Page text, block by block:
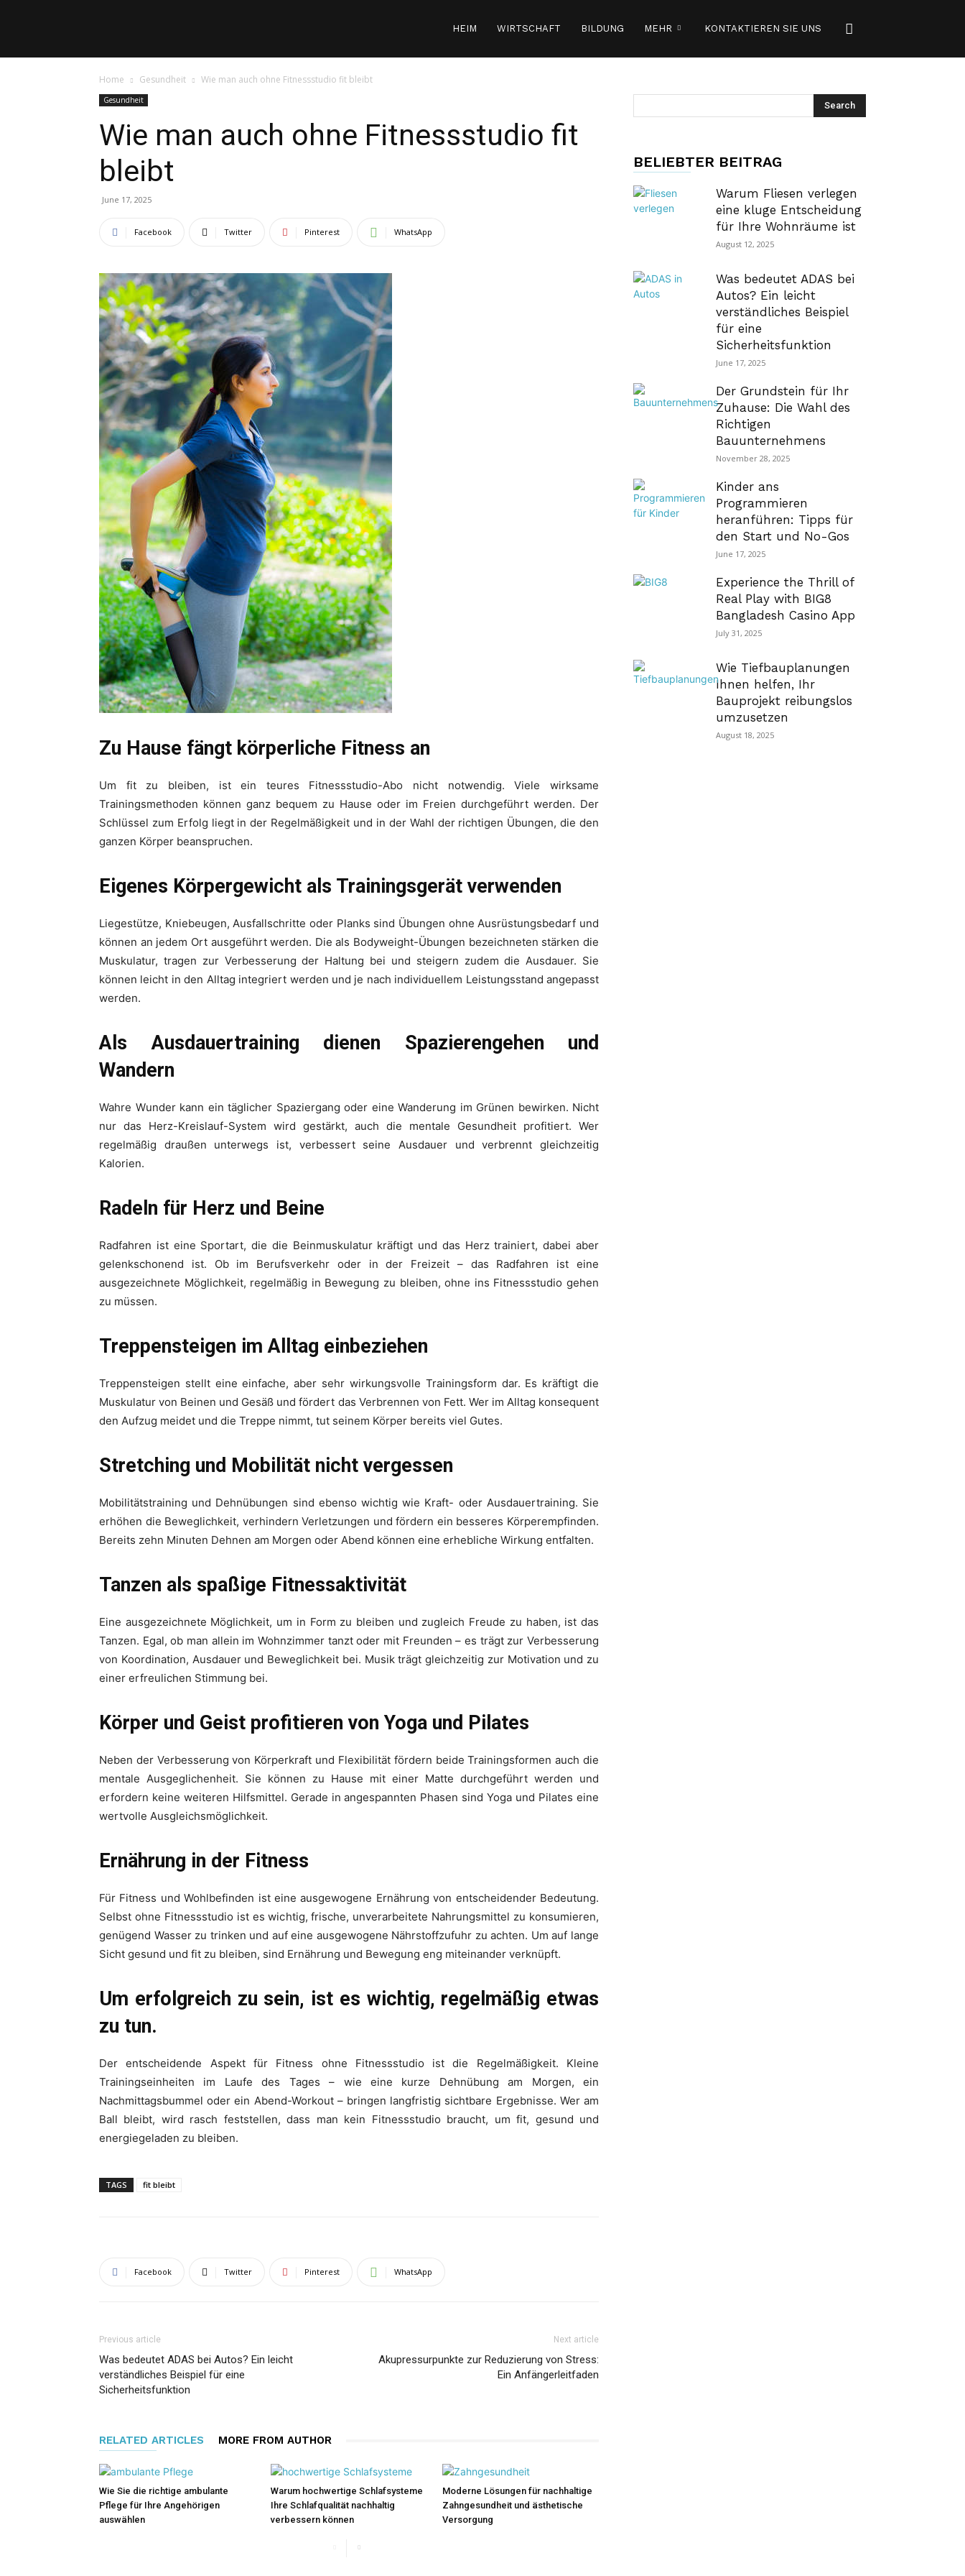
HEIM WIRTSCHAFT BILDUNG MEHR KONTAKTIEREN SIE UNS
Home Gesundheit Wie man auch ohne Fitnessstudio fit bleibt
Gesundheit
Wie man auch ohne Fitnessstudio fit
bleibt
June 17, 2025
Facebook Twitter Pinterest WhatsApp
Zu Hause fängt körperliche Fitness an
Um fit zu bleiben, ist ein teures Fitnessstudio-Abo nicht notwendig. Viele wirksame
Trainingsmethoden können ganz bequem zu Hause oder im Freien durchgeführt werden. Der
Schlüssel zum Erfolg liegt in der Regelmäßigkeit und in der Wahl der richtigen Übungen, die den
ganzen Körper beanspruchen.
Eigenes Körpergewicht als Trainingsgerät verwenden
Liegestütze, Kniebeugen, Ausfallschritte oder Planks sind Übungen ohne Ausrüstungsbedarf und
können an jedem Ort ausgeführt werden. Die als Bodyweight-Übungen bezeichneten stärken die
Muskulatur, tragen zur Verbesserung der Haltung bei und steigern zudem die Ausdauer. Sie
können leicht in den Alltag integriert werden und je nach individuellem Leistungsstand angepasst
werden.
Als Ausdauertraining dienen Spazierengehen und
Wandern
Wahre Wunder kann ein täglicher Spaziergang oder eine Wanderung im Grünen bewirken. Nicht
nur das Herz-Kreislauf-System wird gestärkt, auch die mentale Gesundheit profitiert. Wer
regelmäßig draußen unterwegs ist, verbessert seine Ausdauer und verbrennt gleichzeitig
Kalorien.
Radeln für Herz und Beine
Radfahren ist eine Sportart, die die Beinmuskulatur kräftigt und das Herz trainiert, dabei aber
gelenkschonend ist. Ob im Berufsverkehr oder in der Freizeit – das Radfahren ist eine
ausgezeichnete Möglichkeit, regelmäßig in Bewegung zu bleiben, ohne ins Fitnessstudio gehen
zu müssen.
Treppensteigen im Alltag einbeziehen
Treppensteigen stellt eine einfache, aber sehr wirkungsvolle Trainingsform dar. Es kräftigt die
Muskulatur von Beinen und Gesäß und fördert das Verbrennen von Fett. Wer im Alltag konsequent
den Aufzug meidet und die Treppe nimmt, tut seinem Körper bereits viel Gutes.
Stretching und Mobilität nicht vergessen
Mobilitätstraining und Dehnübungen sind ebenso wichtig wie Kraft- oder Ausdauertraining. Sie
erhöhen die Beweglichkeit, verhindern Verletzungen und fördern ein besseres Körperempfinden.
Bereits zehn Minuten Dehnen am Morgen oder Abend können eine erhebliche Wirkung entfalten.
Tanzen als spaßige Fitnessaktivität
Eine ausgezeichnete Möglichkeit, um in Form zu bleiben und zugleich Freude zu haben, ist das
Tanzen. Egal, ob man allein im Wohnzimmer tanzt oder mit Freunden – es trägt zur Verbesserung
von Koordination, Ausdauer und Beweglichkeit bei. Musik trägt gleichzeitig zur Motivation und zu
einer erfreulichen Stimmung bei.
Körper und Geist profitieren von Yoga und Pilates
Neben der Verbesserung von Körperkraft und Flexibilität fördern beide Trainingsformen auch die
mentale Ausgeglichenheit. Sie können zu Hause mit einer Matte durchgeführt werden und
erfordern keine weiteren Hilfsmittel. Gerade in angespannten Phasen sind Yoga und Pilates eine
wertvolle Ausgleichsmöglichkeit.
Ernährung in der Fitness
Für Fitness und Wohlbefinden ist eine ausgewogene Ernährung von entscheidender Bedeutung.
Selbst ohne Fitnessstudio ist es wichtig, frische, unverarbeitete Nahrungsmittel zu konsumieren,
genügend Wasser zu trinken und auf eine ausgewogene Nährstoffzufuhr zu achten. Um auf lange
Sicht gesund und fit zu bleiben, sind Ernährung und Bewegung eng miteinander verknüpft.
Um erfolgreich zu sein, ist es wichtig, regelmäßig etwas
zu tun.
Der entscheidende Aspekt für Fitness ohne Fitnessstudio ist die Regelmäßigkeit. Kleine
Trainingseinheiten im Laufe des Tages – wie eine kurze Dehnübung am Morgen, ein
Nachmittagsbummel oder ein Abend-Workout – bringen langfristig sichtbare Ergebnisse. Wer am
Ball bleibt, wird rasch feststellen, dass man kein Fitnessstudio braucht, um fit, gesund und
energiegeladen zu bleiben.
TAGS fit bleibt
Facebook Twitter Pinterest WhatsApp
Previous article
Was bedeutet ADAS bei Autos? Ein leicht
verständliches Beispiel für eine
Sicherheitsfunktion
Next article
Akupressurpunkte zur Reduzierung von Stress:
Ein Anfängerleitfaden
RELATED ARTICLES MORE FROM AUTHOR
Wie Sie die richtige ambulante
Pflege für Ihre Angehörigen
auswählen
Warum hochwertige Schlafsysteme
Ihre Schlafqualität nachhaltig
verbessern können
Moderne Lösungen für nachhaltige
Zahngesundheit und ästhetische
Versorgung
BELIEBTER BEITRAG
Warum Fliesen verlegen
eine kluge Entscheidung
für Ihre Wohnräume ist
August 12, 2025
Was bedeutet ADAS bei
Autos? Ein leicht
verständliches Beispiel
für eine
Sicherheitsfunktion
June 17, 2025
Der Grundstein für Ihr
Zuhause: Die Wahl des
Richtigen
Bauunternehmens
November 28, 2025
Kinder ans
Programmieren
heranführen: Tipps für
den Start und No-Gos
June 17, 2025
Experience the Thrill of
Real Play with BIG8
Bangladesh Casino App
July 31, 2025
Wie Tiefbauplanungen
Ihnen helfen, Ihr
Bauprojekt reibungslos
umzusetzen
August 18, 2025